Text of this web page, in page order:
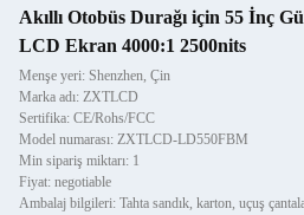
Akıllı Otobüs Durağı için 55 İnç
LCD Ekran 4000:1 2500nits
Menşe yeri: Shenzhen, Çin
Marka adı: ZXTLCD
Sertifika: CE/Rohs/FCC
Model numarası: ZXTLCD-LD550FBM
Min sipariş miktarı: 1
Fiyat: negotiable
Ambalaj bilgileri: Tahta sandık, karton, uçuş